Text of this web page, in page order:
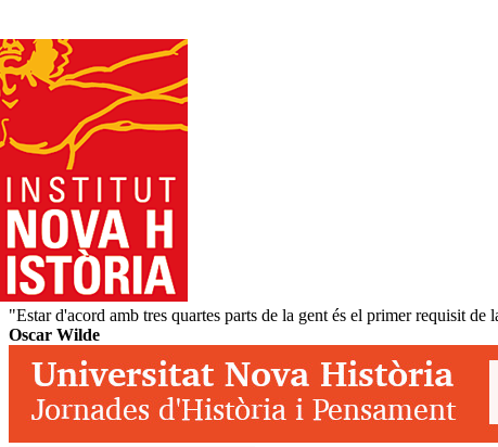
"Estar d'acord amb tres quartes parts de la gent és el primer requisit de
Oscar Wilde